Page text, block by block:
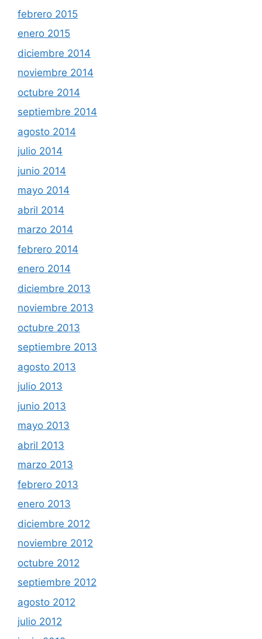
febrero 2015
enero 2015
diciembre 2014
noviembre 2014
octubre 2014
septiembre 2014
agosto 2014
julio 2014
junio 2014
mayo 2014
abril 2014
marzo 2014
febrero 2014
enero 2014
diciembre 2013
noviembre 2013
octubre 2013
septiembre 2013
agosto 2013
julio 2013
junio 2013
mayo 2013
abril 2013
marzo 2013
febrero 2013
enero 2013
diciembre 2012
noviembre 2012
octubre 2012
septiembre 2012
agosto 2012
julio 2012